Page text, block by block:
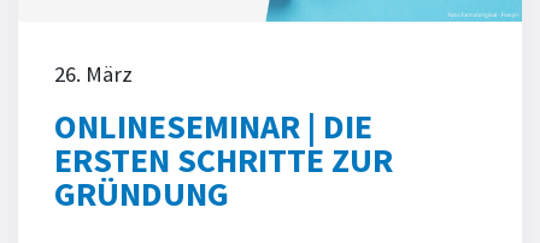
26. März
ONLINESEMINAR | DIE
ERSTEN SCHRITTE ZUR
GRÜNDUNG